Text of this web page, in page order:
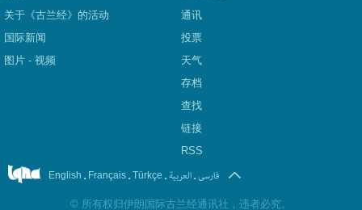
关于《古兰经》的活动
国际新闻
图片 - 视频
通讯
投票
天气
存档
查找
链接
RSS
English . Français .Türkçe .العربیة.فارسی
© 所有权归伊朗国际古兰经通讯社，违者必究。